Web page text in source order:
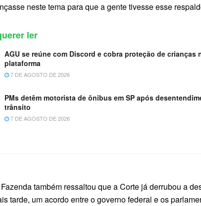
neste tema para que a gente tivesse esse
ler
AGU se reúne com Discord e cobra proteção de crianças
plataforma
7 DE AGOSTO DE 2026
PMs detêm motorista de ônibus em SP após
trânsito
7 DE AGOSTO DE 2026
também ressaltou que a Corte já derrubou a
tarde, um acordo entre o governo federal e os